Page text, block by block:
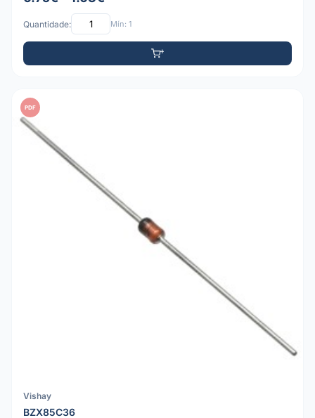
Quantidade: Mín: 1
PDF
Vishay
BZX85C36